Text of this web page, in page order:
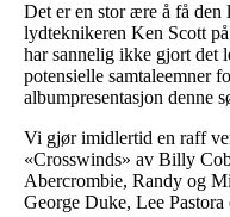
Det er en stor ære å få den
lydteknikeren Ken Scott
har sannelig ikke gjort det
potensielle samtaleemner
albumpresentasjon denne
Vi gjør imidlertid en raff
«Crosswinds» av Billy
Abercrombie, Randy og
George Duke, Lee